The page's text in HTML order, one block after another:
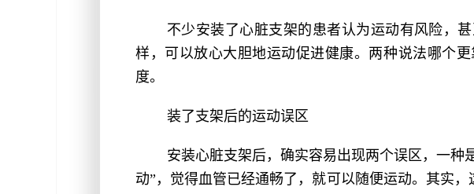
不少安装了心脏支架的患者认为运动有风险，
样，可以放心大胆地运动促进健康。两种说法哪个
度。
装了支架后的运动误区
安装心脏支架后，确实容易出现两个误区，一种
动”，觉得血管已经通畅了，就可以随便运动。其实